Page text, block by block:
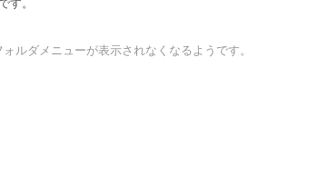
す。
ルダメニューが表示されなくなるようです。